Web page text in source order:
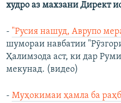
худро аз махзани Директ
- "Русия нашуд, Аврупо
шумораи навбатии
Ҳалимзода аст, ки дар
мекунад. (видео)
- Муҳокимаи ҳамла ба